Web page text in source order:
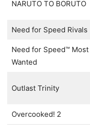
NARUTO TO BORUTO
Need for Speed Rivals
Need for Speed™ Most
Wanted
Outlast Trinity
Overcooked! 2